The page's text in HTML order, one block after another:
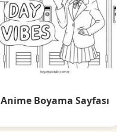
Anime Boyama Sayfası